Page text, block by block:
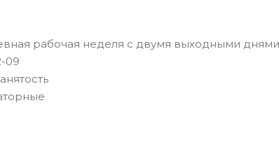
рабочая неделя с двумя выходными днями
09